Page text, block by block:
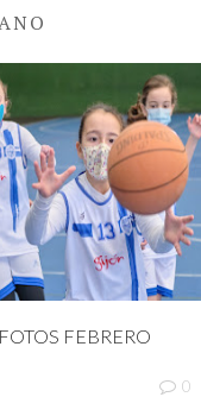
FEBRERO
0